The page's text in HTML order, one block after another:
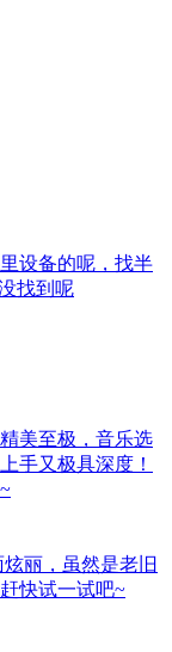
设备的呢，找半
找到呢
美至极，音乐选
手又极具深度！
丽，虽然是老旧
快试一试吧~